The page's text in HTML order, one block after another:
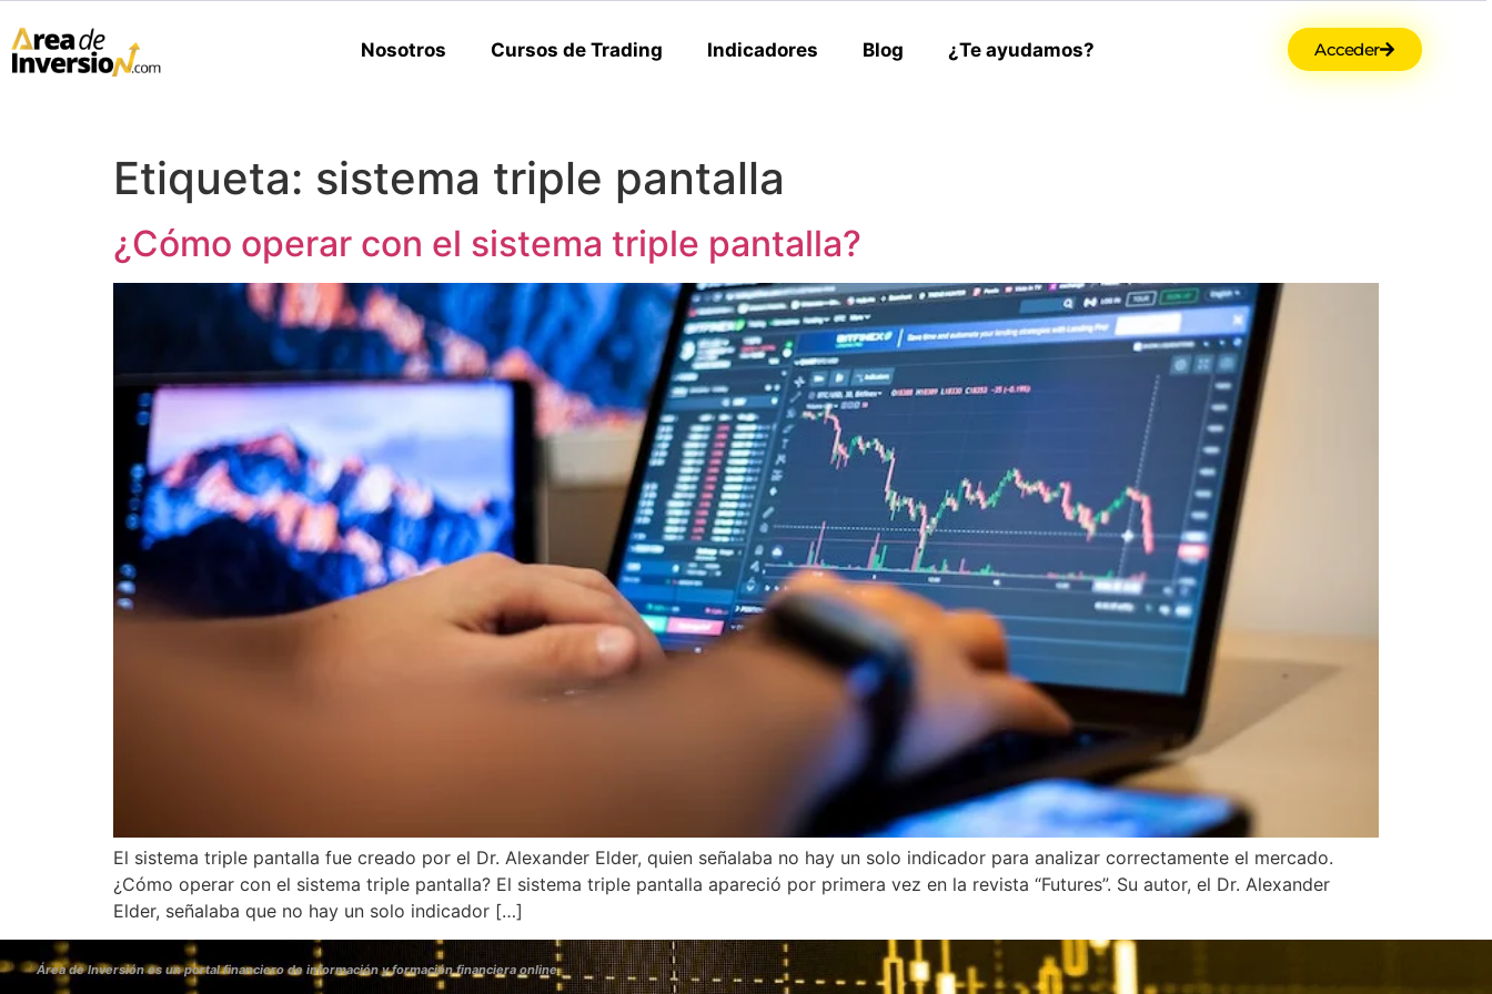
Nosotros Cursos de Trading Indicadores Blog ¿Te ayudamos? Acceder
Etiqueta: sistema triple pantalla
¿Cómo operar con el sistema triple pantalla?
El sistema triple pantalla fue creado por el Dr. Alexander Elder, quien señalaba no hay un solo indicador para analizar correctamente el mercado.
¿Cómo operar con el sistema triple pantalla? El sistema triple pantalla apareció por primera vez en la revista “Futures”. Su autor, el Dr. Alexander
Elder, señalaba que no hay un solo indicador […]
Área de Inversión es un portal financiero de información y formación financiera online